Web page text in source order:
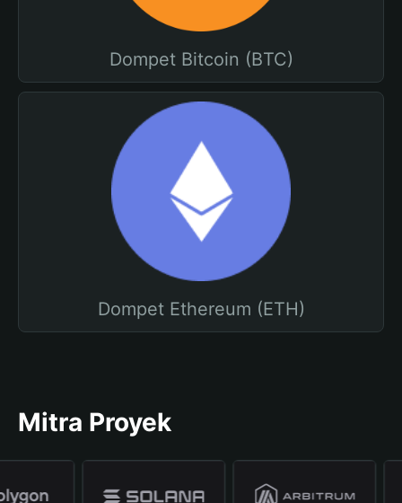
Dompet Bitcoin (BTC)
Dompet Ethereum (ETH)
Mitra Proyek